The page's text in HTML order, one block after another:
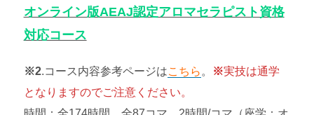
オンライン版AEAJ認定アロマセラピスト資格
対応コース
※2.コース内容参考ページはこちら 。 ※実技は通学
となりますのでご注意ください。